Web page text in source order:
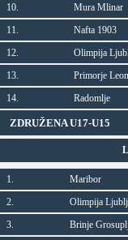
10.
Mura Mlinar
11.
Nafta 1903
12.
Olimpija
13.
Primorje
14.
Radomlje
ZDRUŽENA U17-U15
1. Maribor
2.
Olimpija
3.
Brinje